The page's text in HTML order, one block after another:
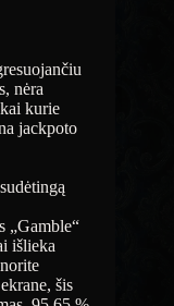
nėra
kurie
jackpoto
„Gamble“
išlieka
šis